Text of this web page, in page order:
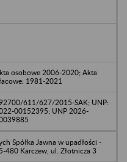
osobowe 2006-2020; Akta
1981-2021
611/627/2015-SAK; UNP:
00152395; UNP 2026-
Spółka Jawna w upadłości -
480 Karczew, ul. Złotnicza 3